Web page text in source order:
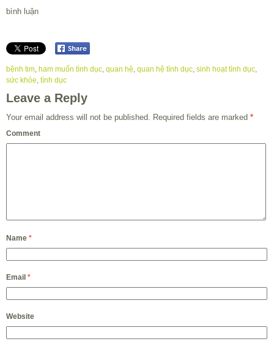
bình luận
bệnh tim, ham muốn tình dục, quan hệ, quan hệ tình dục, sinh hoạt tình dục,
sức khỏe, tình dục
Leave a Reply
Your email address will not be published. Required fields are marked *
Comment
Name *
Email *
Website